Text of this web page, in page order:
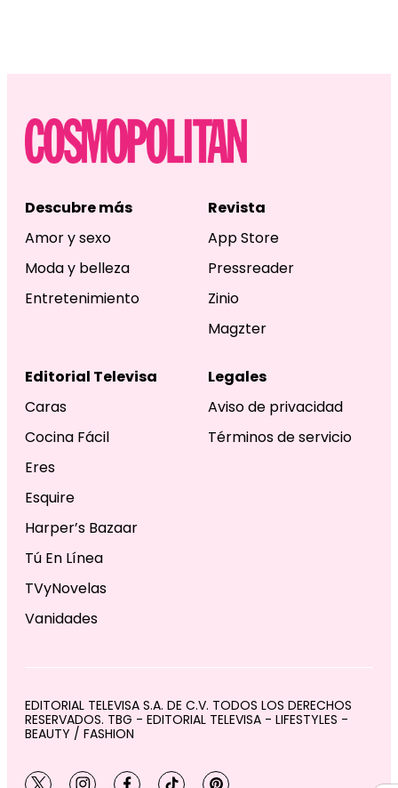
Descubre más
Amor y sexo
Moda y belleza
Entretenimiento
Revista
App Store
Pressreader
Zinio
Magzter
Editorial Televisa
Caras
Cocina Fácil
Eres
Esquire
Harper’s Bazaar
Tú En Línea
TVyNovelas
Vanidades
Legales
Aviso de privacidad
Términos de servicio
EDITORIAL TELEVISA S.A. DE C.V. TODOS LOS DERECHOS
RESERVADOS. TBG - EDITORIAL TELEVISA - LIFESTYLES -
BEAUTY / FASHION